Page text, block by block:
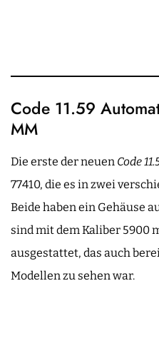
Code 11.59
MM
Die erste der neuen Code
77410, die es in zwei
Beide haben ein Gehäuse
sind mit dem Kaliber 5900
ausgestattet, das auch
Modellen zu sehen war.